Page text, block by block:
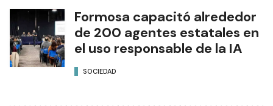
Formosa capacitó alrededor
de 200 agentes estatales en
el uso responsable de la IA
SOCIEDAD